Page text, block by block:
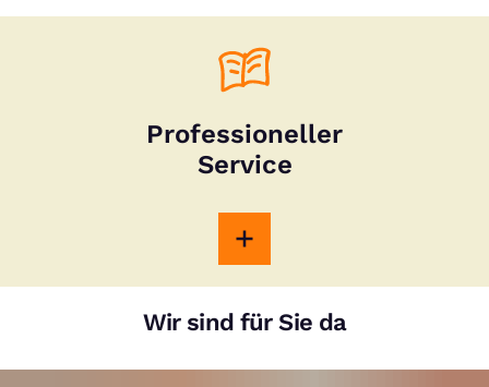
Professioneller
Service
Wir sind für Sie da